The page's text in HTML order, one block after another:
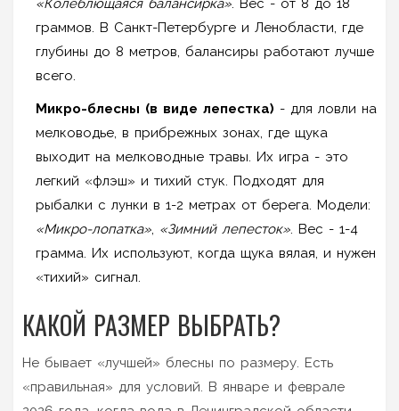
«Колеблющаяся балансирка». Вес - от 8 до 18
граммов. В Санкт-Петербурге и Ленобласти, где
глубины до 8 метров, балансиры работают лучше
всего.
Микро-блесны (в виде лепестка) - для ловли на
мелководье, в прибрежных зонах, где щука
выходит на мелководные травы. Их игра - это
легкий «флэш» и тихий стук. Подходят для
рыбалки с лунки в 1-2 метрах от берега. Модели:
«Микро-лопатка», «Зимний лепесток». Вес - 1-4
грамма. Их используют, когда щука вялая, и нужен
«тихий» сигнал.
КАКОЙ РАЗМЕР ВЫБРАТЬ?
Не бывает «лучшей» блесны по размеру. Есть
«правильная» для условий. В январе и феврале